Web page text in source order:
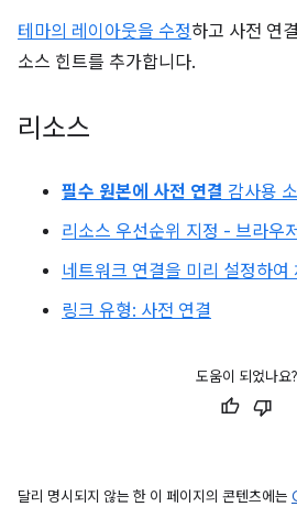
테마의 레이아웃을 수정하고 사전 연
소스 힌트를 추가합니다.
리소스
필수 원본에 사전 연결 감사용
리소스 우선순위 지정 - 브라우
네트워크 연결을 미리 설정하여
링크 유형: 사전 연결
도움이 되었나요?
달리 명시되지 않는 한 이 페이지의 콘텐츠에는